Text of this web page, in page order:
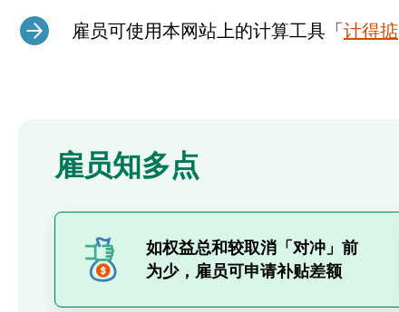
雇员可使用本网站上的计算工具「 计得掂
雇员知多点
如权益总和较取消「对冲」前
为少，雇员可申请补贴差额